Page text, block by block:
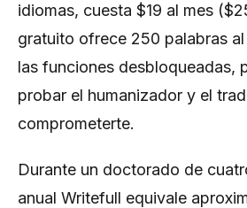
idiomas, cuesta $19 al mes
gratuito ofrece 250 palabras
las funciones desbloqueadas,
probar el humanizador y el
comprometerte.
Durante un doctorado de
anual Writefull equivale